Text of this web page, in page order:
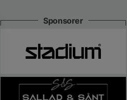
Sponsorer